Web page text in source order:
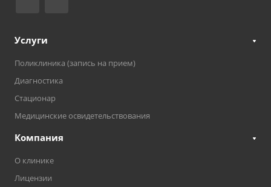
Услуги
Поликлиника (запись на прием)
Диагностика
Стационар
Медицинские освидетельствования
Компания
О клинике
Лицензии